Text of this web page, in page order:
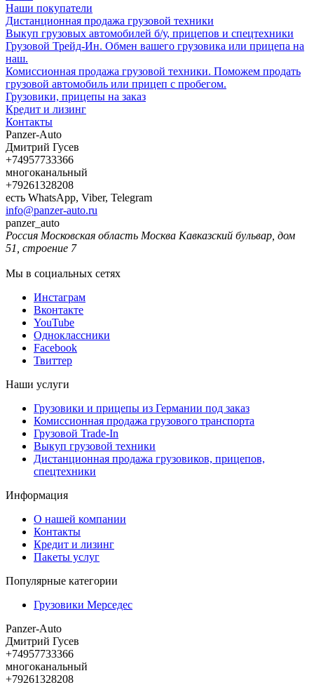
Наши покупатели
Дистанционная продажа грузовой техники
Выкуп грузовых автомобилей б/у, прицепов и спецтехники
Грузовой Трейд-Ин. Обмен вашего грузовика или прицепа на
наш.
Комиссионная продажа грузовой техники. Поможем продать
грузовой автомобиль или прицеп с пробегом.
Грузовики, прицепы на заказ
Кредит и лизинг
Контакты
Panzer-Auto
Дмитрий Гусев
+74957733366
многоканальный
+79261328208
есть WhatsApp, Viber, Telegram
info@panzer-auto.ru
panzer_auto
Россия Московская область Москва Кавказский бульвар, дом
51, строение 7
Мы в социальных сетях
Инстаграм
Вконтакте
YouTube
Одноклассники
Facebook
Твиттер
Наши услуги
Грузовики и прицепы из Германии под заказ
Комиссионная продажа грузового транспорта
Грузовой Trade-In
Выкуп грузовой техники
Дистанционная продажа грузовиков, прицепов,
спецтехники
Информация
О нашей компании
Контакты
Кредит и лизинг
Пакеты услуг
Популярные категории
Грузовики Мерседес
Panzer-Auto
Дмитрий Гусев
+74957733366
многоканальный
+79261328208